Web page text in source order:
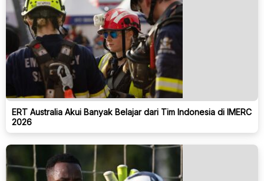
ERT Australia Akui Banyak Belajar dari Tim Indonesia di IMERC
2026